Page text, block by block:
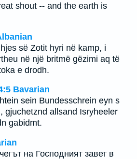
shout -- and the earth is
së Zotit hyri në kamp, i
në një britmë gëzimi aq të
e drodh.
Bavarian
sein Bundesschrein eyn s
gjuchetznd allsand Isryheeler
gabidmt.
на Господният завет в